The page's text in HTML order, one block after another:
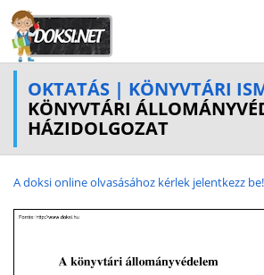
OKTATÁS | KÖNYVTÁRI
KÖNYVTÁRI
HÁZIDOLGOZAT
A doksi online olvasásához kérlek jelentkezz be!